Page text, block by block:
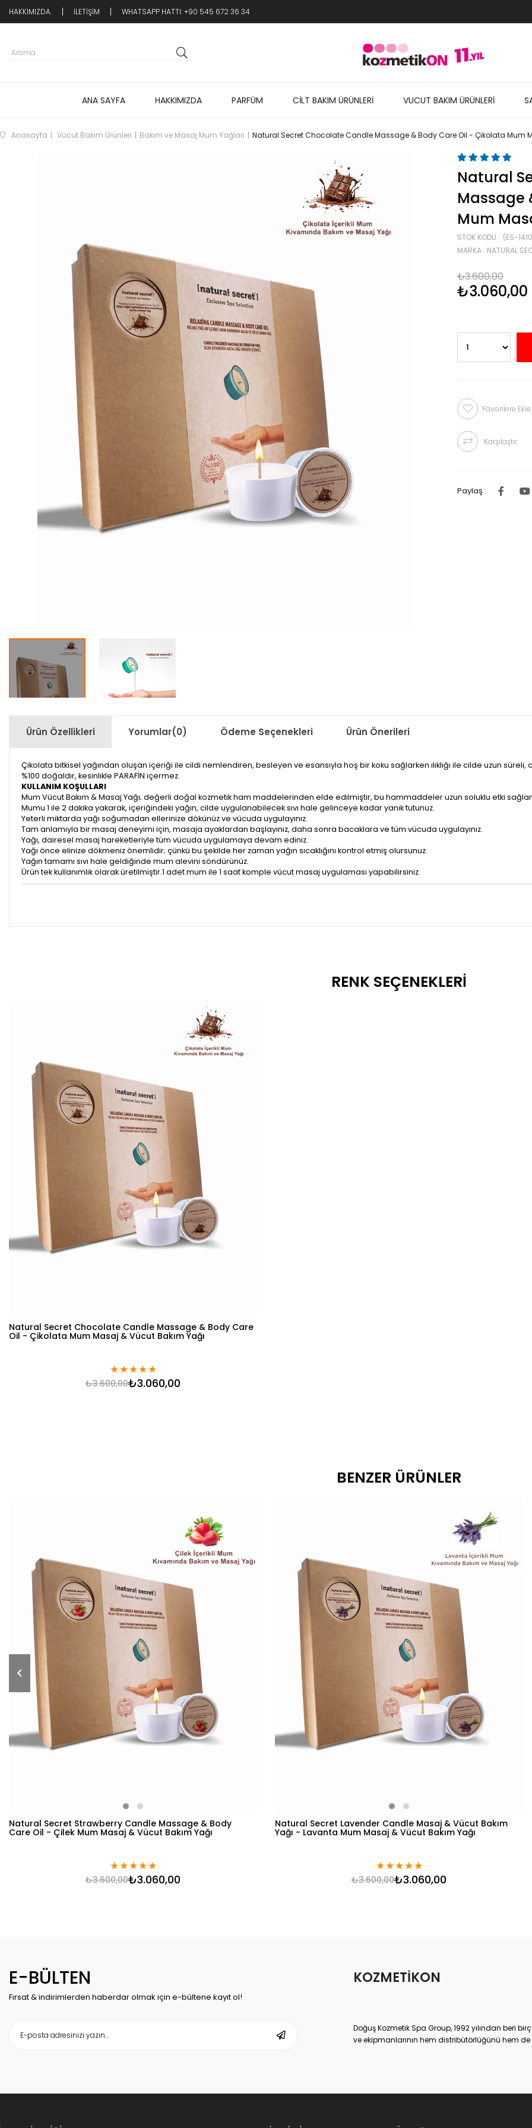
HAKKIMIZDA. İLETİŞİM WHATSAPP HATTI: +90 545 672 36 34
ANA SAYFA HAKKIMIZDA PARFÜM CİLT BAKIM ÜRÜNLERİ VUCUT BAKIM ÜRÜNLERİ
Anasayfa Vücut Bakım Ürünleri Bakım ve Masaj Mum Yağları Natural Secret Chocolate Candle Massage & Body Care Oil - Çikolata Mum
Natural
Massage
Mum
STOK KODU
(ES-
MARKA : NATURAL
₺3.600,00
₺3.060,00
Favorilere Ekle
Karşılaştır
Paylaş :
Ürün Özellikleri Yorumlar(0) Ödeme Seçenekleri Ürün Önerileri
Çikolata bitkisel yağından oluşan içeriği ile cildi nemlendiren, besleyen ve esansıyla hoş bir koku sağlarken ılıklığı ile cilde uzun süreli,
%100 doğaldır, kesinlikle PARAFİN içermez.
KULLANIM KOŞULLARI
Mum Vücut Bakım & Masaj Yağı; değerli doğal kozmetik ham maddelerinden elde edilmiştir, bu hammaddeler uzun soluklu etki
Mumu 1 ile 2 dakika yakarak, içeriğindeki yağın, cilde uygulanabilecek sıvı hale gelinceye kadar yanık tutunuz.
Yeterli miktarda yağı soğumadan ellerinize dökünüz ve vücuda uygulayınız.
Tam anlamıyla bir masaj deneyimi için, masaja ayaklardan başlayınız, daha sonra bacaklara ve tüm vücuda uygulayınız.
Yağı, dairesel masaj hareketleriyle tüm vücuda uygulamaya devam ediniz.
Yağı önce elinize dökmeniz önemlidir; çünkü bu şekilde her zaman yağın sıcaklığını kontrol etmiş olursunuz.
Yağın tamamı sıvı hale geldiğinde mum alevini söndürünüz.
Ürün tek kullanımlık olarak üretilmiştir.1 adet mum ile 1 saat komple vücut masaj uygulaması yapabilirsiniz.
RENK SEÇENEKLERI
Natural Secret Chocolate Candle Massage & Body Care
Oil - Çikolata Mum Masaj & Vücut Bakım Yağı
★★★★★
₺3.060,00
₺3.600,00
BENZER ÜRÜNLER
Natural Secret Strawberry Candle Massage & Body
Care Oil - Çilek Mum Masaj & Vücut Bakım Yağı
★★★★★
₺3.060,00
₺3.600,00
Natural Secret Lavender Candle Masaj & Vücut Bakım
Yağı - Lavanta Mum Masaj & Vücut Bakım Yağı
★★★★★
₺3.060,00
₺3.600,00
E-BÜLTEN
Fırsat & indirimlerden haberdar olmak için e-bültene kayıt ol!
KOZMETİKON
Doğuş Kozmetik Spa Group, 1992 yılından beri
ve ekipmanlarının hem distribütörlüğünü hem